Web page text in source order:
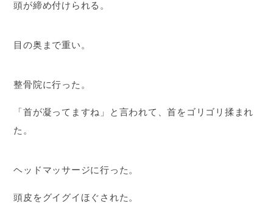
頭が締め付けられる。
目の奥まで重い。
整骨院に行った。
「首が凝ってますね」と言われて、首をゴリゴリ揉まれ
た。
ヘッドマッサージに行った。
頭皮をグイグイほぐされた。